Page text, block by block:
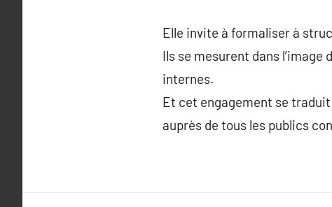
Elle invite à formaliser à
Ils se mesurent dans
internes.
Et cet engagement se
auprès de tous les publics